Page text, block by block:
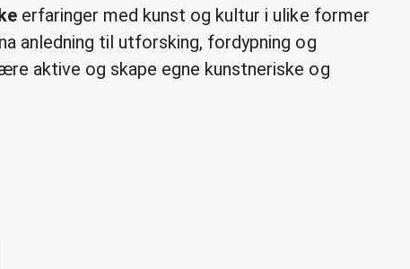
erfaringer med kunst og kultur i ulike former
anledning til utforsking, fordypning og
aktive og skape egne kunstneriske og